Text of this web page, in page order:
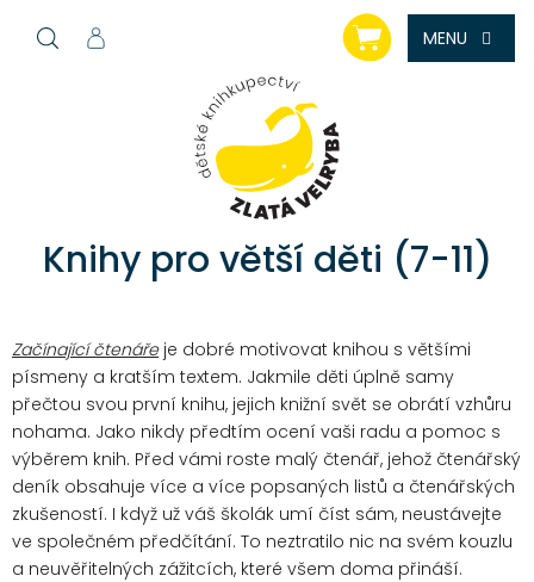
NÁKUPNÍ
KOŠÍK
Knihy pro větší děti (7-11)
Začínající čtenářeje dobré motivovat knihou s většími
písmeny a kratším textem. Jakmile děti úplně samy
přečtou svou první knihu, jejich knižní svět se obrátí vzhůru
nohama. Jako nikdy předtím ocení vaši radu a pomoc s
výběrem knih. Před vámi roste malý čtenář, jehož čtenářský
deník obsahuje více a více popsaných listů a čtenářských
zkušeností. I když už váš školák umí číst sám, neustávejte
ve společném předčítání. To neztratilo nic na svém kouzlu
a neuvěřitelných zážitcích, které všem doma přináší.